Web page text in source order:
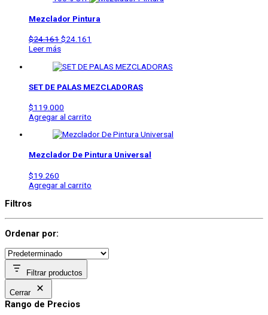
Mezclador Pintura
$24.161$24.161
Leer más
SET DE PALAS MEZCLADORAS
$119.000
Agregar al carrito
Mezclador De Pintura Universal
$19.260
Agregar al carrito
Filtros
Ordenar por:
Filtrar productos
Cerrar
Rango de Precios